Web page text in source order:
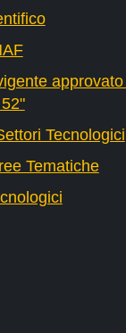
Tecnologici
Tematiche